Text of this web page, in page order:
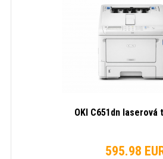
OKI C651dn laserová
595.98